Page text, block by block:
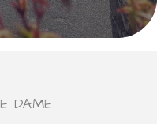
DAME